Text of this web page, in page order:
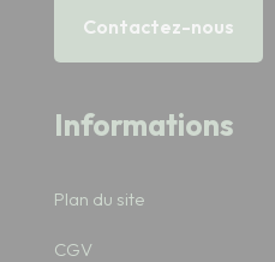
Contactez-nous
Informations
Plan du site
CGV